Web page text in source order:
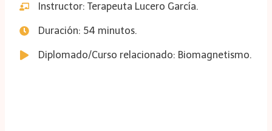
Instructor: Terapeuta Lucero García.
Duración: 54 minutos.
Diplomado/Curso relacionado: Biomagnetismo.